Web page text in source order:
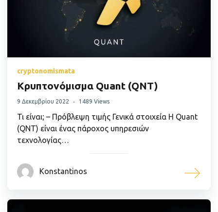
cryptonomismata
Κρυπτονόμισμα Quant (QNT)
9 Δεκεμβρίου 2022 1489 Views
Τι είναι; – Πρόβλεψη τιμής Γενικά στοιχεία Η Quant
(QNT) είναι ένας πάροχος υπηρεσιών
τεχνολογίας…
Konstantinos